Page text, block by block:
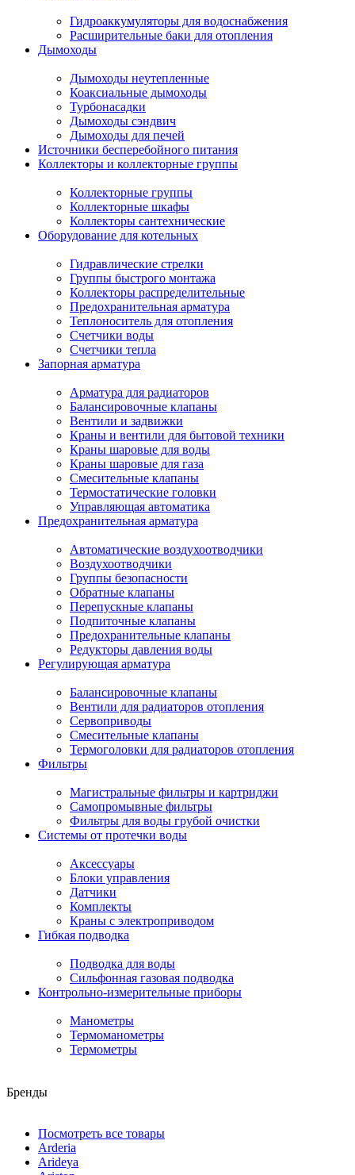
Гидроаккумуляторы для водоснабжения
Расширительные баки для отопления
Дымоходы
Дымоходы неутепленные
Коаксиальные дымоходы
Турбонасадки
Дымоходы сэндвич
Дымоходы для печей
Источники бесперебойного питания
Коллекторы и коллекторные группы
Коллекторные группы
Коллекторные шкафы
Коллекторы сантехнические
Оборудование для котельных
Гидравлические стрелки
Группы быстрого монтажа
Коллекторы распределительные
Предохранительная арматура
Теплоноситель для отопления
Счетчики воды
Счетчики тепла
Запорная арматура
Арматура для радиаторов
Балансировочные клапаны
Вентили и задвижки
Краны и вентили для бытовой техники
Краны шаровые для воды
Краны шаровые для газа
Смесительные клапаны
Термостатические головки
Управляющая автоматика
Предохранительная арматура
Автоматические воздухоотводчики
Воздухоотводчики
Группы безопасности
Обратные клапаны
Перепускные клапаны
Подпиточные клапаны
Предохранительные клапаны
Редукторы давления воды
Регулирующая арматура
Балансировочные клапаны
Вентили для радиаторов отопления
Сервоприводы
Смесительные клапаны
Термоголовки для радиаторов отопления
Фильтры
Магистральные фильтры и картриджи
Самопромывные фильтры
Фильтры для воды грубой очистки
Системы от протечки воды
Аксессуары
Блоки управления
Датчики
Комплекты
Краны с электроприводом
Гибкая подводка
Подводка для воды
Сильфонная газовая подводка
Контрольно-измерительные приборы
Манометры
Термоманометры
Термометры
Бренды
Посмотреть все товары
Arderia
Arideya